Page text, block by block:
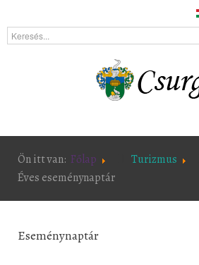
Ön itt van: Főlap
Turizmus
Éves eseménynaptár
Eseménynaptár